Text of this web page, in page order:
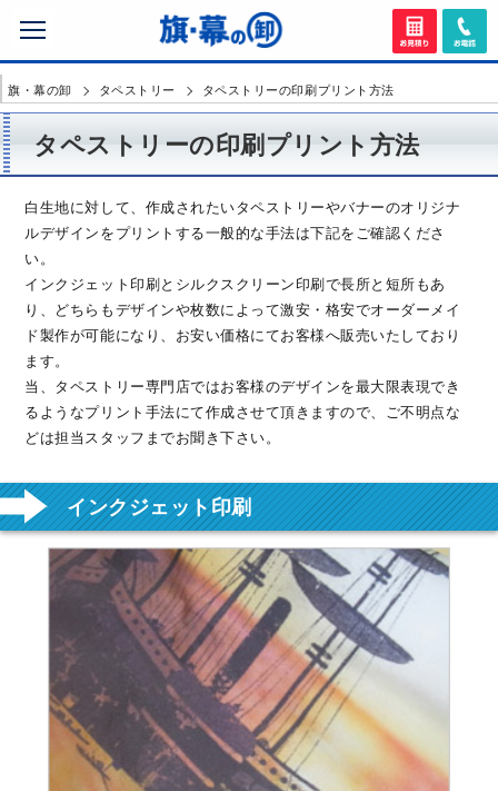
旗・幕の卸 タペストリー タペストリーの印刷プリント方法
タペストリーの印刷プリント方法
白生地に対して、作成されたいタペストリーやバナーのオリジナ
ルデザインをプリントする一般的な手法は下記をご確認くださ
い。
インクジェット印刷とシルクスクリーン印刷で長所と短所もあ
り、どちらもデザインや枚数によって激安・格安でオーダーメイ
ド製作が可能になり、お安い価格にてお客様へ販売いたしており
ます。
当、タペストリー専門店ではお客様のデザインを最大限表現でき
るようなプリント手法にて作成させて頂きますので、ご不明点な
どは担当スタッフまでお聞き下さい。
インクジェット印刷